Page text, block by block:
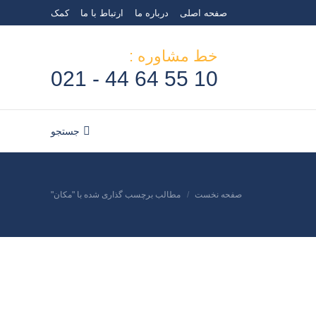
صفحه اصلی درباره ما ارتباط با ما کمک
خط مشاوره :
10 55 64 44 - 021
جستجو:
جستجو
مکان شما:
صفحه نخست مطالب برچسب گذاری شده با "مکان"
جستجو: